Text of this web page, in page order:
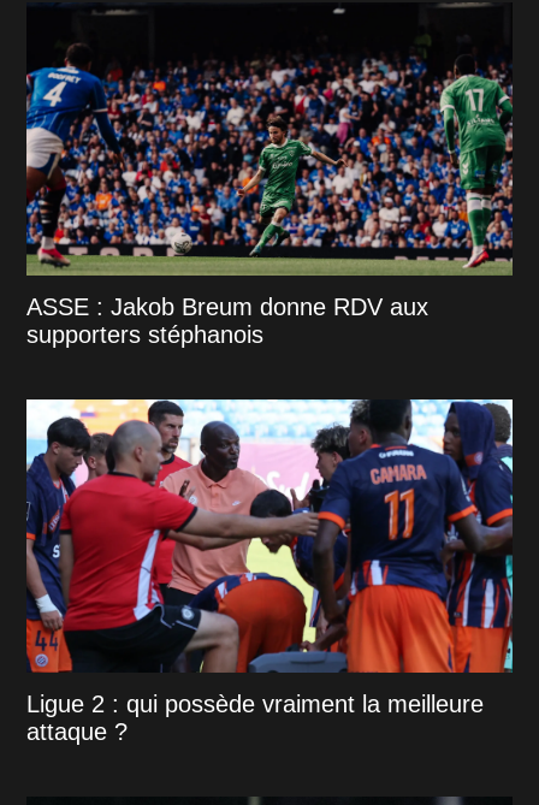
ASSE : Jakob Breum donne RDV aux
supporters stéphanois
Ligue 2 : qui possède vraiment la meilleure
attaque ?